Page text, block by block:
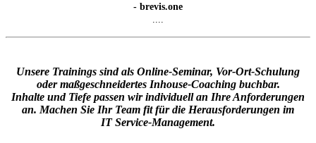
- brevis.one
Unsere Trainings sind als Online-Seminar, Vor-Ort-Schulung
oder maßgeschneidertes Inhouse-Coaching buchbar.
Inhalte und Tiefe passen wir individuell an Ihre Anforderungen
an. Machen Sie Ihr Team fit für die Herausforderungen im
IT Service-Management.